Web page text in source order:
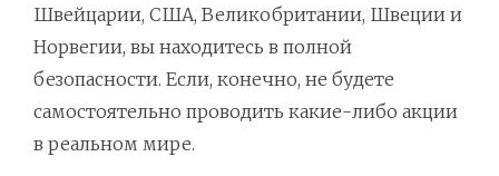
Швейцарии, США, Великобритании, Швеции и
Норвегии, вы находитесь в полной
безопасности. Если, конечно, не будете
самостоятельно проводить какие-либо акции
в реальном мире.